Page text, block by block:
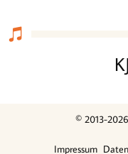
© 2013-
Impressum